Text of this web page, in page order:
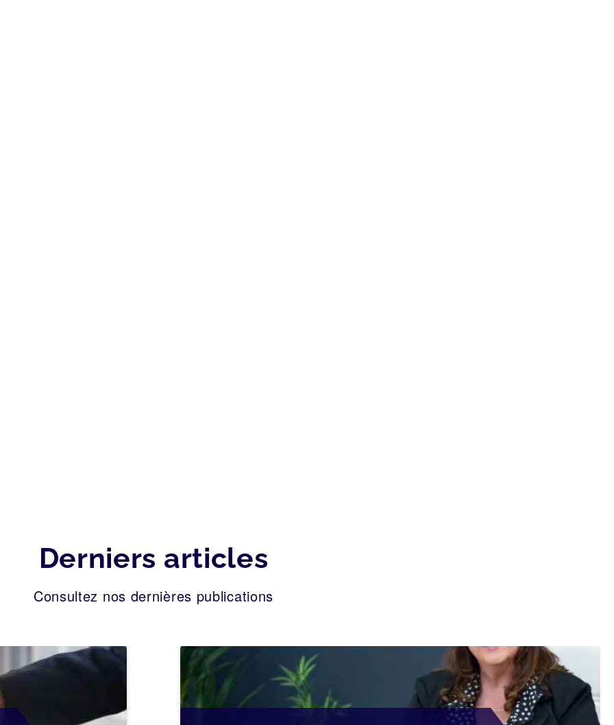
Derniers articles
Consultez nos dernières publications